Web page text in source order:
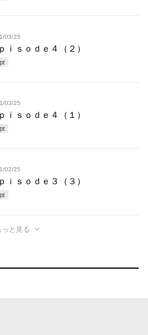
03/25
ｉｓｏｄｅ４（２）
pt
03/25
ｉｓｏｄｅ４（１）
pt
02/25
ｉｓｏｄｅ３（３）
pt
っと見る